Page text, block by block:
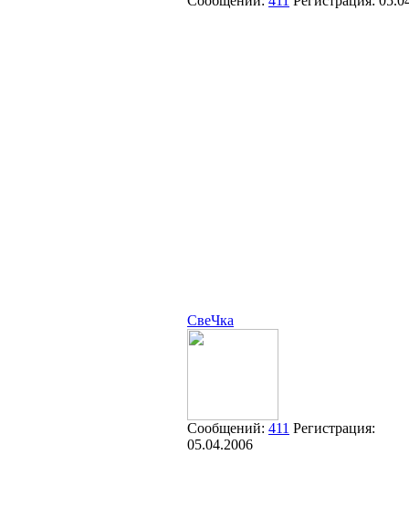
СвеЧка
Сообщений: 411 Регистрация:
05.04.2006